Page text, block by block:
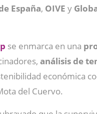
España, OIVE y
se enmarca en una
análisis de
económica
del Cuervo.